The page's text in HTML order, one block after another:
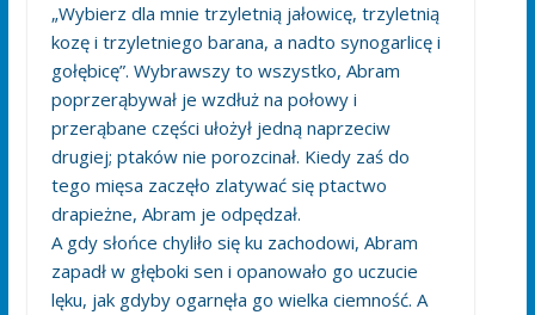
„Wybierz dla mnie trzyletnią jałowicę, trzyletnią
kozę i trzyletniego barana, a nadto synogarlicę i
gołębicę”. Wybrawszy to wszystko, Abram
poprzerąbywał je wzdłuż na połowy i
przerąbane części ułożył jedną naprzeciw
drugiej; ptaków nie porozcinał. Kiedy zaś do
tego mięsa zaczęło zlatywać się ptactwo
drapieżne, Abram je odpędzał.
A gdy słońce chyliło się ku zachodowi, Abram
zapadł w głęboki sen i opanowało go uczucie
lęku, jak gdyby ogarnęła go wielka ciemność. A